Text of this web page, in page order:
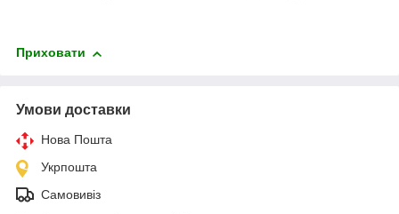
Приховати
Умови доставки
Нова Пошта
Укрпошта
Самовивіз